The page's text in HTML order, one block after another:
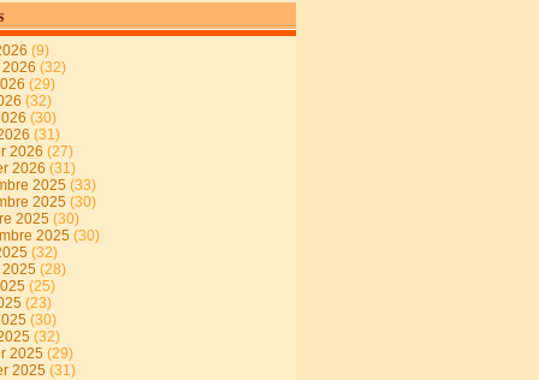
(9)
(32)
(29)
(32)
(30)
(31)
2026 (27)
2026 (31)
2025 (33)
2025 (30)
2025 (30)
2025 (30)
(32)
(28)
(25)
(23)
(30)
(32)
2025 (29)
2025 (31)